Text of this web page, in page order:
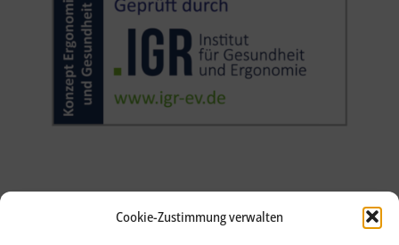
Cookie-Zustimmung verwalten